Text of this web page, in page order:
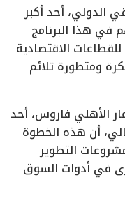
الدولي، أحد أكبر
في هذا البرنامج
الاقتصادية
ومتطورة تلائم
الأهلي فاروس، أحد
أن هذه الخطوة
التطوير
في أدوات السوق